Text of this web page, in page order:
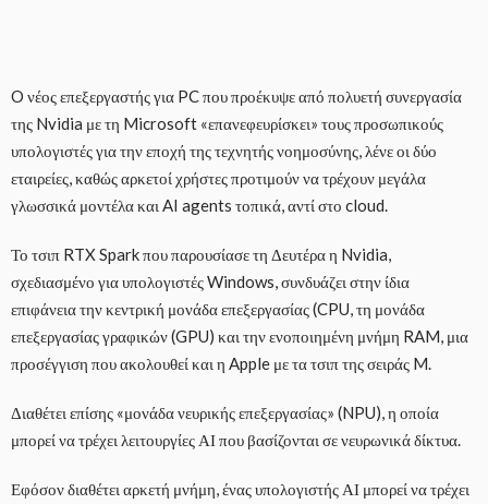
O νέος επεξεργαστής για PC που προέκυψε από πολυετή συνεργασία
της Nvidia με τη Microsoft «επανεφευρίσκει» τους προσωπικούς
υπολογιστές για την εποχή της τεχνητής νοημοσύνης, λένε οι δύο
εταιρείες, καθώς αρκετοί χρήστες προτιμούν να τρέχουν μεγάλα
γλωσσικά μοντέλα και AI agents τοπικά, αντί στο cloud.
Το τσιπ RTX Spark που παρουσίασε τη Δευτέρα η Nvidia,
σχεδιασμένο για υπολογιστές Windows, συνδυάζει στην ίδια
επιφάνεια την κεντρική μονάδα επεξεργασίας (CPU, τη μονάδα
επεξεργασίας γραφικών (GPU) και την ενοποιημένη μνήμη RAM, μια
προσέγγιση που ακολουθεί και η Apple με τα τσιπ της σειράς M.
Διαθέτει επίσης «μονάδα νευρικής επεξεργασίας» (NPU), η οποία
μπορεί να τρέχει λειτουργίες ΑΙ που βασίζονται σε νευρωνικά δίκτυα.
Εφόσον διαθέτει αρκετή μνήμη, ένας υπολογιστής ΑΙ μπορεί να τρέχει